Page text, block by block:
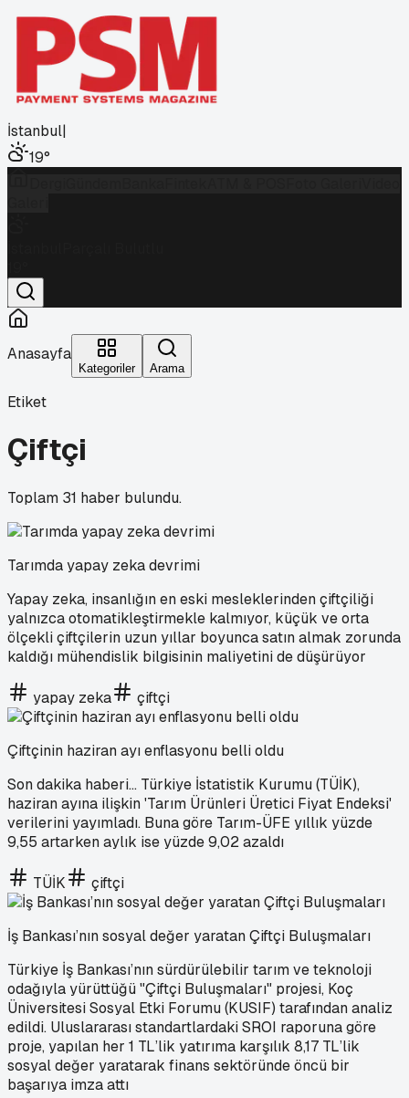
İstanbul|
19°
Anasayfa
Kategoriler Arama
Etiket
Çiftçi
Toplam 31 haber bulundu.
Tarımda yapay zeka devrimi
Yapay zeka, insanlığın en eski mesleklerinden çiftçiliği
yalnızca otomatikleştirmekle kalmıyor, küçük ve orta
ölçekli çiftçilerin uzun yıllar boyunca satın almak zorunda
kaldığı mühendislik bilgisinin maliyetini de düşürüyor
yapay zeka çiftçi
Çiftçinin haziran ayı enflasyonu belli oldu
Son dakika haberi... Türkiye İstatistik Kurumu (TÜİK),
haziran ayına ilişkin 'Tarım Ürünleri Üretici Fiyat Endeksi'
verilerini yayımladı. Buna göre Tarım-ÜFE yıllık yüzde
9,55 artarken aylık ise yüzde 9,02 azaldı
TÜİK çiftçi
İş Bankası’nın sosyal değer yaratan Çiftçi Buluşmaları
Türkiye İş Bankası’nın sürdürülebilir tarım ve teknoloji
odağıyla yürüttüğü "Çiftçi Buluşmaları" projesi, Koç
Üniversitesi Sosyal Etki Forumu (KUSIF) tarafından analiz
edildi. Uluslararası standartlardaki SROI raporuna göre
proje, yapılan her 1 TL’lik yatırıma karşılık 8,17 TL’lik
sosyal değer yaratarak finans sektöründe öncü bir
başarıya imza attı